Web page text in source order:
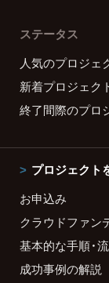
ステータス
人気のプロジェ
新着プロジェク
終了間際のプロ
プロジェクト
お申込み
クラウドファン
基本的な手順・
成功事例の解説